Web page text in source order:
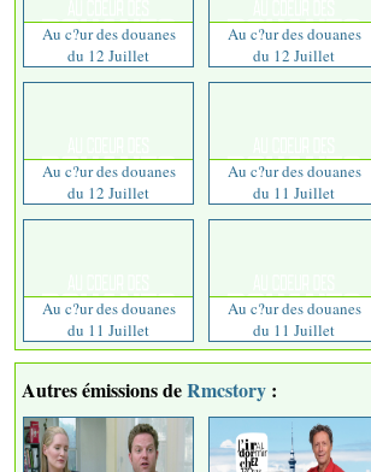
Au c?ur des douanes
du 12 Juillet
Au c?ur des douanes
du 12 Juillet
Au c?ur des douanes
du 12 Juillet
Au c?ur des douanes
du 11 Juillet
Au c?ur des douanes
du 11 Juillet
Au c?ur des douanes
du 11 Juillet
Autres émissions deRmcstory :